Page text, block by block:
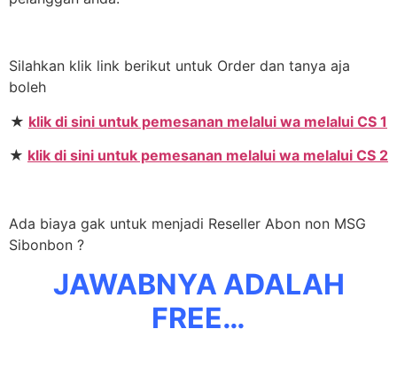
Silahkan klik link berikut untuk Order dan tanya aja
boleh
★ klik di sini untuk pemesanan melalui wa melalui CS 1
★ klik di sini untuk pemesanan melalui wa melalui CS 2
Ada biaya gak untuk menjadi Reseller Abon non MSG
Sibonbon ?
JAWABNYA ADALAH
FREE…